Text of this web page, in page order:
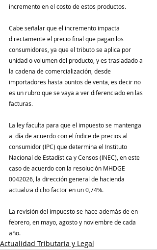
incremento en el costo de estos productos.
Cabe señalar que el incremento impacta
directamente el precio final que pagan los
consumidores, ya que el tributo se aplica por
unidad o volumen del producto, y es trasladado a
la cadena de comercialización, desde
importadores hasta puntos de venta, es decir no
es un rubro que se vaya a ver diferenciado en las
facturas.
La ley faculta para que el impuesto se mantenga
al día de acuerdo con el índice de precios al
consumidor (IPC) que determina el Instituto
Nacional de Estadística y Censos (INEC), en este
caso de acuerdo con la resolución MHDGE
0042026, la dirección general de hacienda
actualiza dicho factor en un 0,74%.
La revisión del impuesto se hace además de en
febrero, en mayo, agosto y noviembre de cada
año.
Actualidad Tributaria y Legal